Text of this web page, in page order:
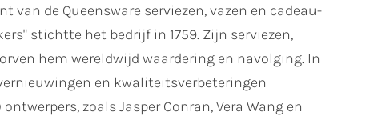
de Queensware serviezen, vazen en cadeau-
stichtte het bedrijf in 1759. Zijn serviezen,
hem wereldwijd waardering en navolging. In
en kwaliteitsverbeteringen
zoals Jasper Conran, Vera Wang en